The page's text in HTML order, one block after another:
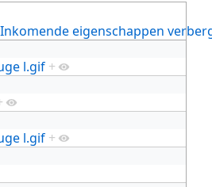
Inkomende eigenschappen
l.gif +
l.gif +